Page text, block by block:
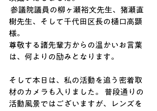
樹先生、そして千代田区長の樋口高顕
様。
尊敬する諸先輩方からの温かいお言葉
は、何よりの励みとなります。
そして本日は、私の活動を追う密着取
材のカメラも入りました。 普段通りの
活動風景ではございますが、レンズを